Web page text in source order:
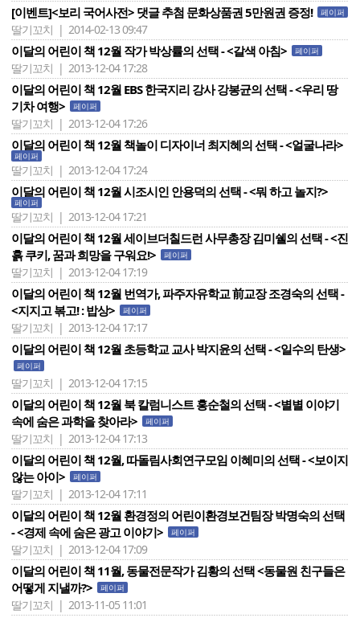
[이벤트]<보리 국어사전> 댓글 추첨 문화상품권 5만원권 증정! 페이퍼
딸기꼬치 | 2014-02-13 09:47
이달의 어린이 책 12월 작가 박상률의 선택 - <갈색 아침> 페이퍼
딸기꼬치 | 2013-12-04 17:28
이달의 어린이 책 12월 EBS 한국지리 강사 강봉균의 선택 - <우리 땅
기차 여행>
페이퍼
딸기꼬치 | 2013-12-04 17:26
이달의 어린이 책 12월 책놀이 디자이너 최지혜의 선택 - <얼굴나라>
페이퍼
딸기꼬치 | 2013-12-04 17:24
이달의 어린이 책 12월 시조시인 안용덕의 선택 - <뭐 하고 놀지?>
페이퍼
딸기꼬치 | 2013-12-04 17:21
이달의 어린이 책 12월 세이브더칠드런 사무총장 김미쉘의 선택 - <진
흙 쿠키, 꿈과 희망을 구워요!>
페이퍼
딸기꼬치 | 2013-12-04 17:19
이달의 어린이 책 12월 번역가, 파주자유학교 前교장 조경숙의 선택 -
<지지고 볶고! : 밥상>
페이퍼
딸기꼬치 | 2013-12-04 17:17
이달의 어린이 책 12월 초등학교 교사 박지윤의 선택 - <일수의 탄생>
페이퍼
딸기꼬치 | 2013-12-04 17:15
이달의 어린이 책 12월 북 칼럼니스트 홍순철의 선택 - <별별 이야기
속에 숨은 과학을 찾아라>
페이퍼
딸기꼬치 | 2013-12-04 17:13
이달의 어린이 책 12월, 따돌림사회연구모임 이혜미의 선택 - <보이지
않는 아이>
페이퍼
딸기꼬치 | 2013-12-04 17:11
이달의 어린이 책 12월 환경정의 어린이환경보건팀장 박명숙의 선택
- <경제 속에 숨은 광고 이야기>
페이퍼
딸기꼬치 | 2013-12-04 17:09
이달의 어린이 책 11월, 동물전문작가 김황의 선택 <동물원 친구들은
어떻게 지낼까?>
페이퍼
딸기꼬치 | 2013-11-05 11:01